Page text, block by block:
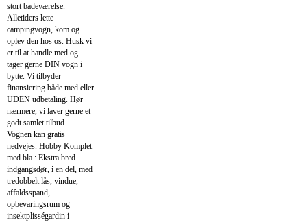
stort badeværelse.
Alletiders lette
campingvogn, kom og
oplev den hos os. Husk vi
er til at handle med og
tager gerne DIN vogn i
bytte. Vi tilbyder
finansiering både med eller
UDEN udbetaling. Hør
nærmere, vi laver gerne et
godt samlet tilbud.
Vognen kan gratis
nedvejes. Hobby Komplet
med bla.: Ekstra bred
indgangsdør, i en del, med
tredobbelt lås, vindue,
affaldsspand,
opbevaringsrum og
insektplisségardin i